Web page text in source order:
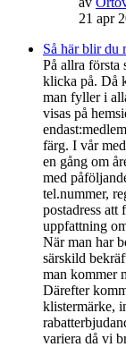
21 apr
Så här blir du
På allra första
klicka på. Då
man fyller i
visas på
färg. I vår
en gång om
med
tel.nummer,
postadress att
uppfattning
När man har
särskild
man kommer
Därefter
klistermärke,
variera då vi